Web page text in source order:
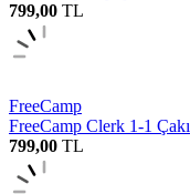
799,00 TL
FreeCamp
FreeCamp Clerk 1-1 Çakı
799,00 TL